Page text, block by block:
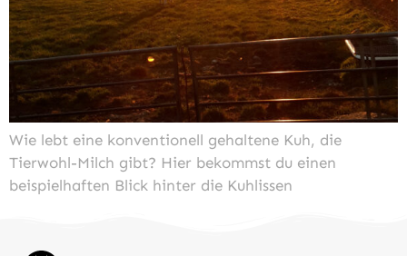
Wie lebt eine konventionell gehaltene Kuh, die
Tierwohl-Milch gibt? Hier bekommst du einen
beispielhaften Blick hinter die Kuhlissen